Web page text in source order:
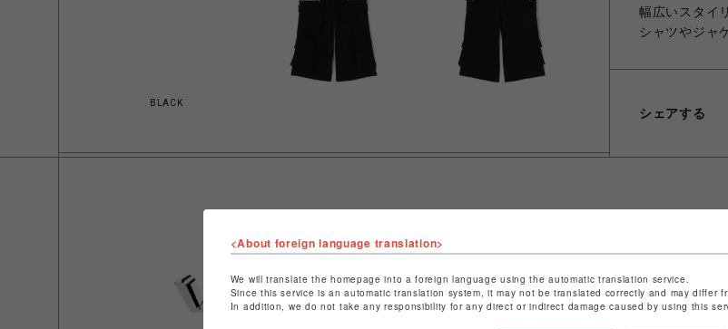
BLACK
幅広いスタイ
シャツやジャ
シェアする
ショップ名
LHP
店舗名
名古屋PARCO
特定商取引法など法令に基づく表記はこちら
<About foreign language translation>
We will translate the homepage into a foreign language using the automatic translation service.
Since this service is an automatic translation system, it may not be translated correctly and may differ
In addition, we do not take any responsibility for any direct or indirect damage caused by using this